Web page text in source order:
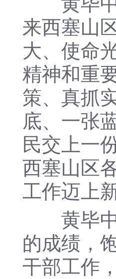
来西塞山
大、使命
精神和重
策、真抓
底、一张
民交上一
西塞山区
工作迈上
黄毕中
的成绩，
干部工作